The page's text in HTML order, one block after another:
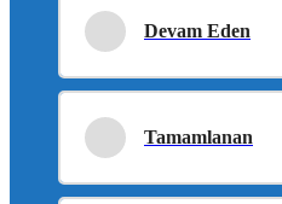
Devam Eden
Tamamlanan